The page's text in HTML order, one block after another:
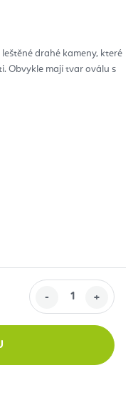
drahé kameny, které
Obvykle mají tvar oválu s